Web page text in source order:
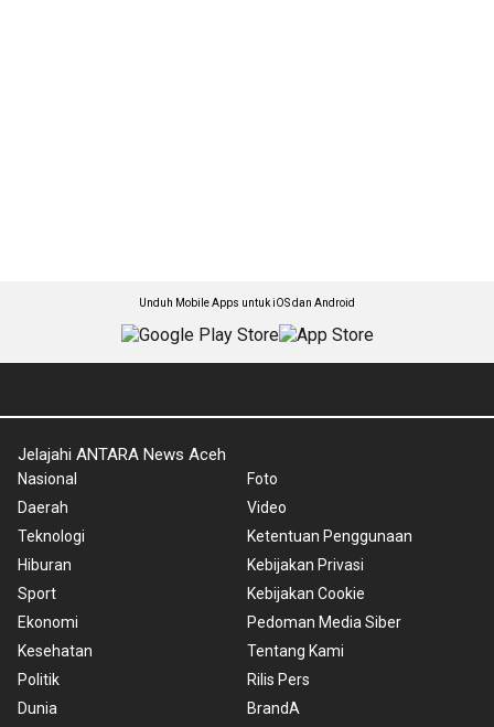
Unduh Mobile Apps untuk iOS dan Android
Jelajahi ANTARA News Aceh
Nasional
Daerah
Teknologi
Hiburan
Sport
Ekonomi
Kesehatan
Politik
Dunia
Foto
Video
Ketentuan Penggunaan
Kebijakan Privasi
Kebijakan Cookie
Pedoman Media Siber
Tentang Kami
Rilis Pers
BrandA